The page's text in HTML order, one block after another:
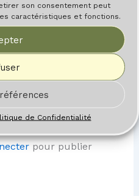
son consentement peut
caractéristiques et fonctions.
de Confidentialité
pour publier